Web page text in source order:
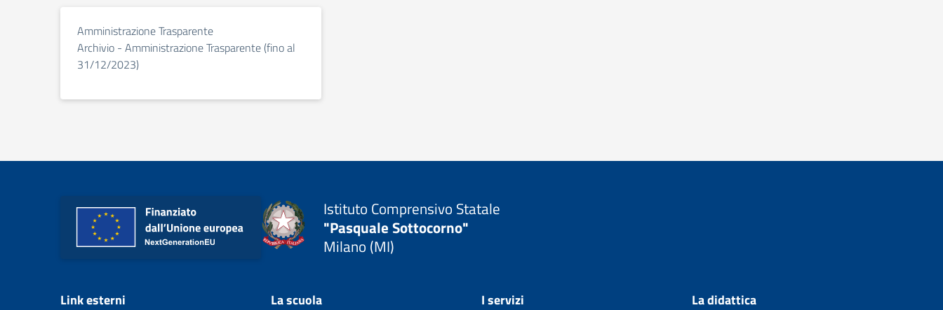
Amministrazione Trasparente
Archivio - Amministrazione Trasparente (fino al
31/12/2023)
Istituto Comprensivo Statale
"Pasquale Sottocorno"
Milano (MI)
Link esterni La scuola I servizi La didattica